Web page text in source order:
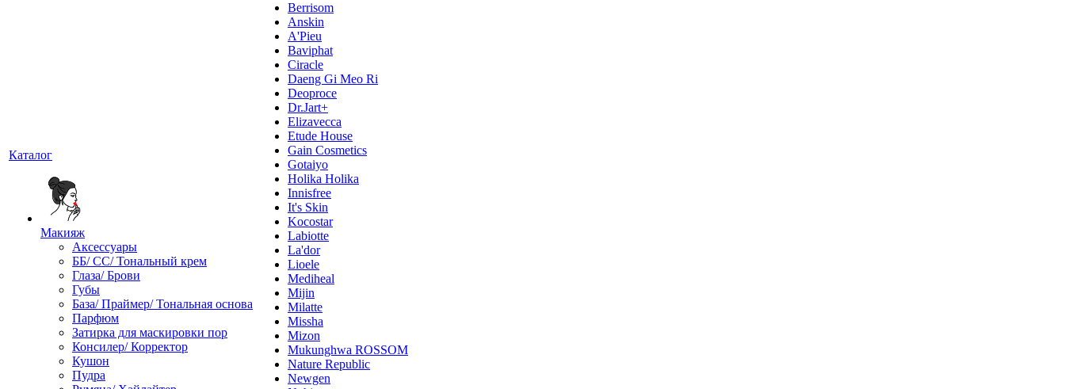
Каталог
Макияж
Аксессуары
ББ/ СС/ Тональный крем
Глаза/ Брови
Губы
База/ Праймер/ Тональная основа
Парфюм
Затирка для маскировки пор
Консилер/ Корректор
Кушон
Пудра
Berrisom
Anskin
A'Pieu
Baviphat
Ciracle
Daeng Gi Meo Ri
Deoproce
Dr.Jart+
Elizavecca
Etude House
Gain Cosmetics
Gotaiyo
Holika Holika
Innisfree
It's Skin
Kocostar
Labiotte
La'dor
Lioele
Mediheal
Mijin
Milatte
Missha
Mizon
Mukunghwa ROSSOM
Nature Republic
Newgen